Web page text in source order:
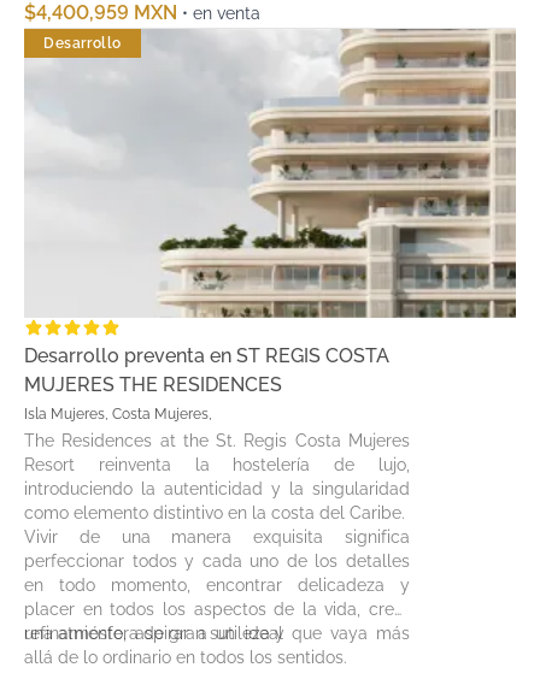
$4,400,959 MXN • en venta
Desarrollo
Desarrollo preventa en ST REGIS COSTA
MUJERES THE RESIDENCES
Isla Mujeres, Costa Mujeres,
The Residences at the St. Regis Costa Mujeres
Resort reinventa la hostelería de lujo,
introduciendo la autenticidad y la singularidad
como elemento distintivo en la costa del Caribe.
Vivir de una manera exquisita significa
perfeccionar todos y cada uno de los detalles
en todo momento, encontrar delicadeza y
placer en todos los aspectos de la vida, crear
una atmósfera de gran sutileza y
refinamiento, aspirar a un ideal que vaya más
allá de lo ordinario en todos los sentidos.